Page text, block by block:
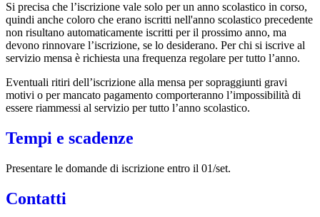
Si precisa che l’iscrizione vale solo per un anno scolastico in corso,
quindi anche coloro che erano iscritti nell'anno scolastico precedente
non risultano automaticamente iscritti per il prossimo anno, ma
devono rinnovare l’iscrizione, se lo desiderano. Per chi si iscrive al
servizio mensa è richiesta una frequenza regolare per tutto l’anno.
Eventuali ritiri dell’iscrizione alla mensa per sopraggiunti gravi
motivi o per mancato pagamento comporteranno l’impossibilità di
essere riammessi al servizio per tutto l’anno scolastico.
Tempi e scadenze
Presentare le domande di iscrizione entro il 01/set.
Contatti